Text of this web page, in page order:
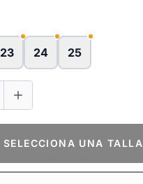
23 24 25
SELECCIONA UNA TALLA